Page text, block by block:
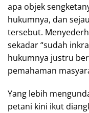
apa objek
hukumnya, dan
tersebut.
sekadar “sudah
hukumnya justru
pemahaman
Yang lebih
petani kini ikut